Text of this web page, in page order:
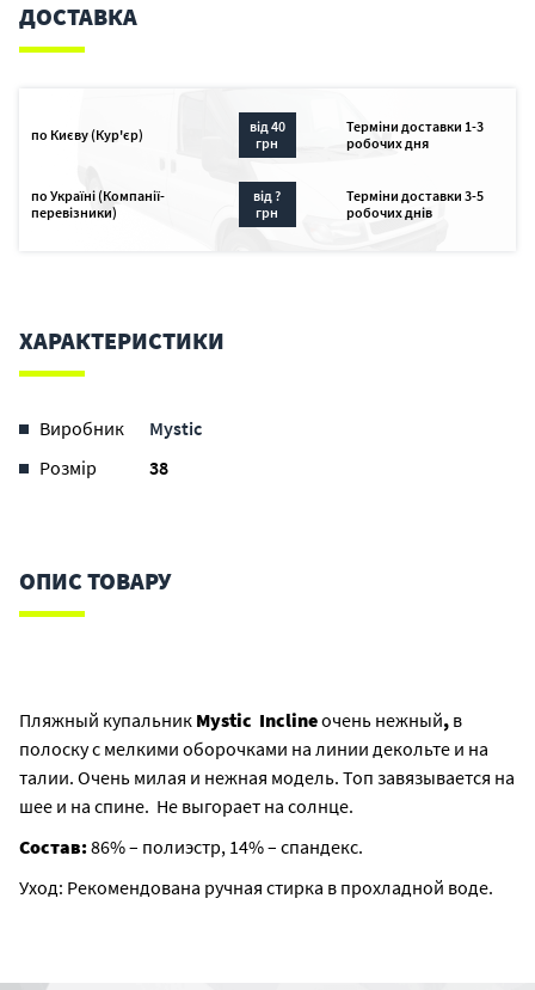
ДОСТАВКА
по Києву (Кур'єр)
від 40
грн
Терміни доставки 1-3
робочих дня
по Україні (Компанії-
перевізники)
від ?
грн
Терміни доставки 3-5
робочих днів
ХАРАКТЕРИСТИКИ
Виробник
Mystic
Розмір
38
ОПИС ТОВАРУ
Пляжный купальник Mystic Inclineочень нежный, в
полоску с мелкими оборочками на линии декольте и на
талии. Очень милая и нежная модель. Топ завязывается на
шее и на спине. Не выгорает на солнце.
Состав:86% – полиэстр, 14% – спандекс.
Уход: Рекомендована ручная стирка в прохладной воде.